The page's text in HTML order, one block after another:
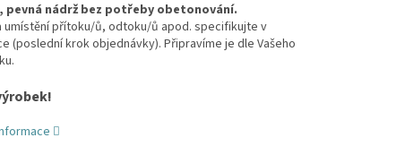
pevná nádrž bez potřeby obetonování.
umístění přítoku/ů, odtoku/ů apod. specifikujte v
(poslední krok objednávky). Připravíme je dle Vašeho